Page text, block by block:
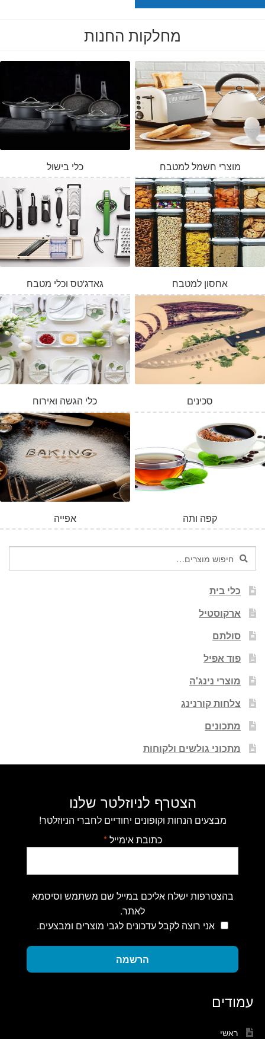
מחלקות החנות
כלי בישול מוצרי חשמל למטבח
גאדג'טס וכלי מטבח אחסון למטבח
כלי הגשה ואירוח סכינים
אפייה קפה ותה
חיפוש
עבור:
חיפוש
כלי בית
ארקוסטיל
סולתם
פוד אפיל
מוצרי נינג'ה
צלחות קורנינג
מתכונים
מתכוני גולשים ולקוחות
הצטרף לניוזלטר שלנו
מבצעים הנחות וקופונים יחודיים לחברי הניוזלטר!
כתובת אימייל*
בהצטרפות ישלח אליכם במייל שם משתמש וסיסמא
לאתר.
אני רוצה לקבל עדכונים לגבי מוצרים ומבצעים.
הרשמה
עמודים
ראשי